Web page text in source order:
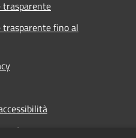
fino al